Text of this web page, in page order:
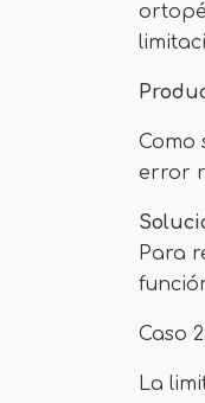
Como
error
Para
Caso
La